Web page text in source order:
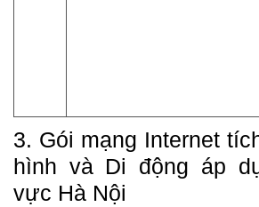
3. Gói mạng Internet
hình và Di động áp
vực Hà Nội